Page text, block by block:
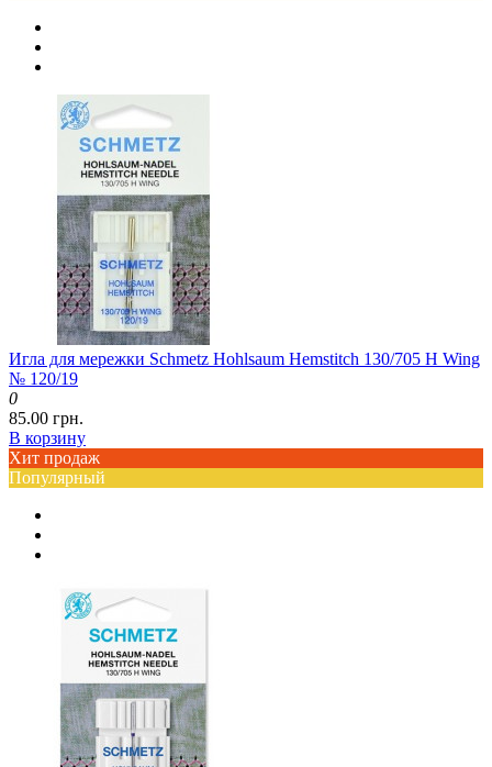
Игла для мережки Schmetz Hohlsaum Hemstitch 130/705 H Wing
№ 120/19
0
85.00 грн.
В корзину
Хит продаж
Популярный